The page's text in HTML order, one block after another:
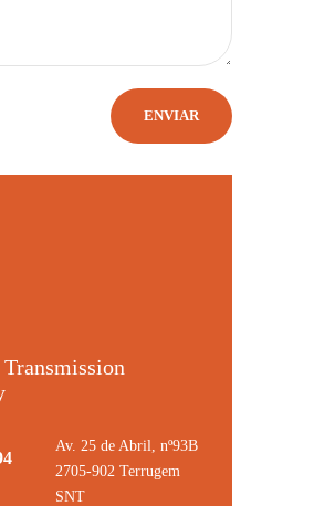
Av. 25 de Abril, nº93B
2705-902 Terrugem
SNT